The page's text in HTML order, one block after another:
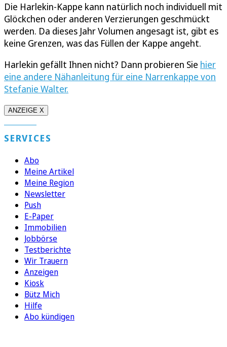
Die Harlekin-Kappe kann natürlich noch individuell mit
Glöckchen oder anderen Verzierungen geschmückt
werden. Da dieses Jahr Volumen angesagt ist, gibt es
keine Grenzen, was das Füllen der Kappe angeht.
Harlekin gefällt Ihnen nicht? Dann probieren Sie hier
eine andere Nähanleitung für eine Narrenkappe von
Stefanie Walter.
ANZEIGE X
SERVICES
Abo
Meine Artikel
Meine Region
Newsletter
Push
E-Paper
Immobilien
Jobbörse
Testberichte
Wir Trauern
Anzeigen
Kiosk
Bütz Mich
Hilfe
Abo kündigen